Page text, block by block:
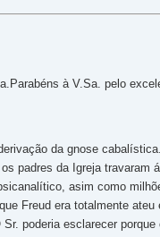
à V.Sa. pelo
da gnose
padres da Igreja travaram
asim como
Freud era totalmente
poderia esclarecer